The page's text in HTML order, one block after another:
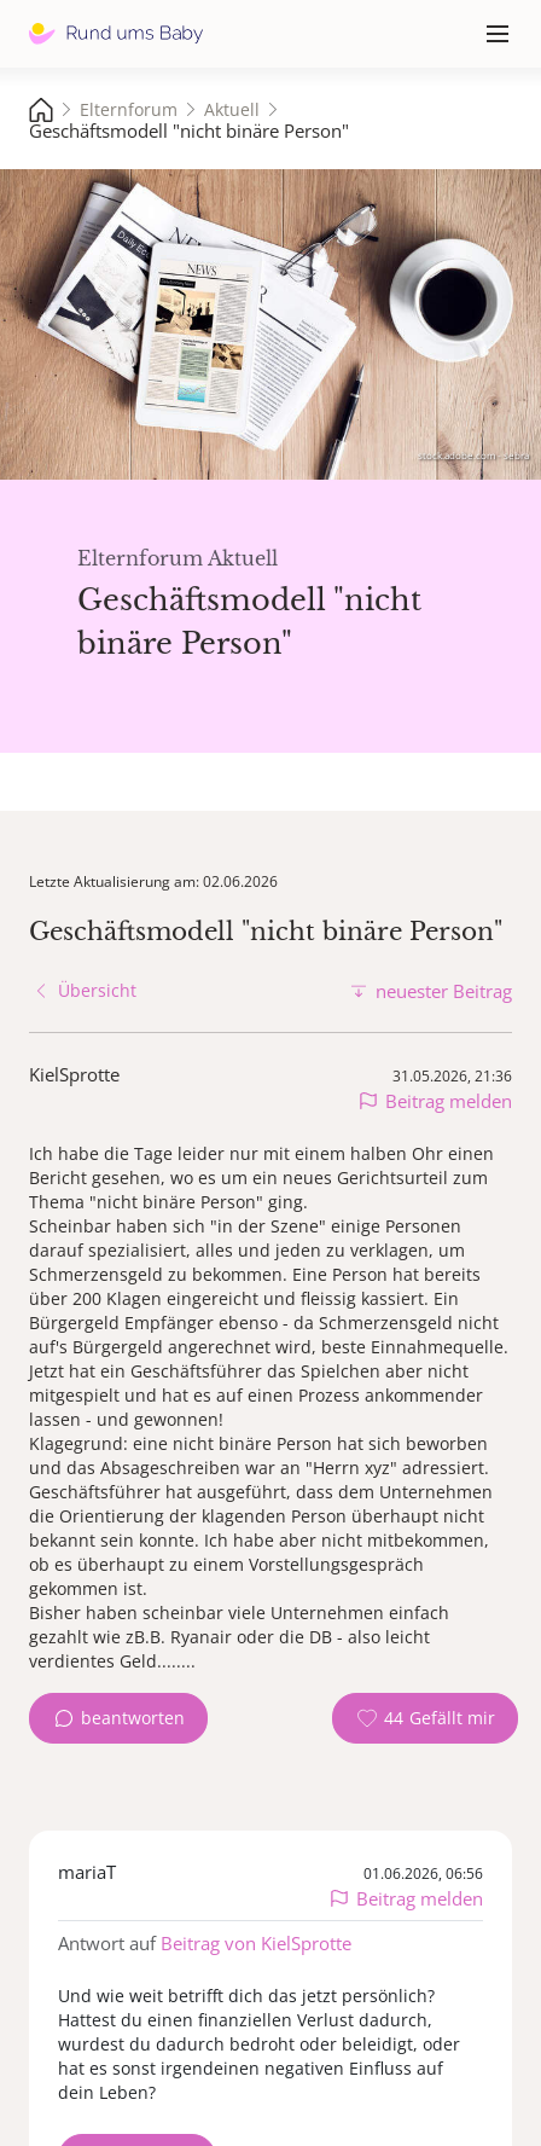
≡
Elternforum Aktuell
Geschäftsmodell "nicht binäre Person"
Elternforum Aktuell
Geschäftsmodell "nicht
binäre Person"
stock.adobe.com - sebra
Letzte Aktualisierung am: 02.06.2026
Geschäftsmodell "nicht binäre Person"
Übersicht neuester Beitrag
KielSprotte 31.05.2026, 21:36
Beitrag melden
Ich habe die Tage leider nur mit einem halben Ohr einen
Bericht gesehen, wo es um ein neues Gerichtsurteil zum
Thema "nicht binäre Person" ging.
Scheinbar haben sich "in der Szene" einige Personen
darauf spezialisiert, alles und jeden zu verklagen, um
Schmerzensgeld zu bekommen. Eine Person hat bereits
über 200 Klagen eingereicht und fleissig kassiert. Ein
Bürgergeld Empfänger ebenso - da Schmerzensgeld nicht
auf's Bürgergeld angerechnet wird, beste Einnahmequelle.
Jetzt hat ein Geschäftsführer das Spielchen aber nicht
mitgespielt und hat es auf einen Prozess ankommender
lassen - und gewonnen!
Klagegrund: eine nicht binäre Person hat sich beworben
und das Absageschreiben war an "Herrn xyz" adressiert.
Geschäftsführer hat ausgeführt, dass dem Unternehmen
die Orientierung der klagenden Person überhaupt nicht
bekannt sein konnte. Ich habe aber nicht mitbekommen,
ob es überhaupt zu einem Vorstellungsgespräch
gekommen ist.
Bisher haben scheinbar viele Unternehmen einfach
gezahlt wie zB.B. Ryanair oder die DB - also leicht
verdientes Geld........
beantworten 44
mariaT 01.06.2026, 06:56
Beitrag melden
Antwort auf Beitrag von KielSprotte
Und wie weit betrifft dich das jetzt persönlich?
Hattest du einen finanziellen Verlust dadurch,
wurdest du dadurch bedroht oder beleidigt, oder
hat es sonst irgendeinen negativen Einfluss auf
dein Leben?